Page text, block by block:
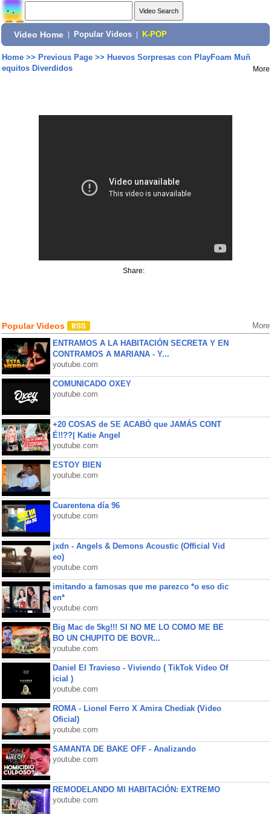
Video Home Popular Videos K-POP
Home>> Previous Page>> Huevos Sorpresas con PlayFoam Muñ
equitos Diverdidos
More
Share:
Popular Videos More
ENTRAMOS A LA HABITACIÓN SECRETA Y EN
CONTRAMOS A MARIANA - Y...
youtube.com
COMUNICADO OXEY
youtube.com
+20 COSAS de SE ACABÓ que JAMÁS CONT
É!!??| Katie Angel
youtube.com
ESTOY BIEN
youtube.com
Cuarentena día 96
youtube.com
jxdn - Angels & Demons Acoustic (Official Vid
eo)
youtube.com
imitando a famosas que me parezco *o eso dic
en*
youtube.com
Big Mac de 5kg!!! SI NO ME LO COMO ME BE
BO UN CHUPITO DE BOVR...
youtube.com
Daniel El Travieso - Viviendo ( TikTok Video Of
icial )
youtube.com
ROMA - Lionel Ferro X Amira Chediak (Video
Oficial)
youtube.com
SAMANTA DE BAKE OFF - Analizando
youtube.com
REMODELANDO MI HABITACIÓN: EXTREMO
youtube.com